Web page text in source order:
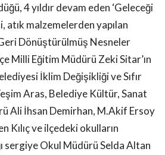
4 yıldır devam eden ‘Geleceği
atık malzemelerden yapılan
Dönüştürülmüş Nesneler
Milli Eğitim Müdürü Zeki Sitar’ın
İklim Değişikliği ve Sıfır
Aras, Belediye Kültür, Sanat
Ali İhsan Demirhan, M.Akif Ersoy
Kılıç ve ilçedeki okulların
sergiye Okul Müdürü Selda Altan